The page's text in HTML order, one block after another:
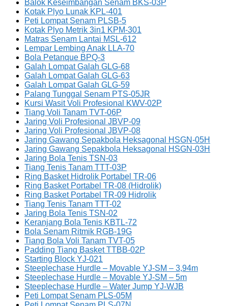
Balok Keseimbangan Senam BKS-03P
Kotak Plyo Lunak KPL-401
Peti Lompat Senam PLSB-5
Kotak Plyo Metrik 3in1 KPM-301
Matras Senam Lantai MSL-612
Lempar Lembing Anak LLA-70
Bola Petanque BPQ-3
Galah Lompat Galah GLG-68
Galah Lompat Galah GLG-63
Galah Lompat Galah GLG-59
Palang Tunggal Senam PTS-05JR
Kursi Wasit Voli Profesional KWV-02P
Tiang Voli Tanam TVT-06P
Jaring Voli Profesional JBVP-09
Jaring Voli Profesional JBVP-08
Jaring Gawang Sepakbola Heksagonal HSGN-05H
Jaring Gawang Sepakbola Heksagonal HSGN-03H
Jaring Bola Tenis TSN-03
Tiang Tenis Tanam TTT-03P
Ring Basket Hidrolik Portabel TR-06
Ring Basket Portabel TR-08 (Hidrolik)
Ring Basket Portabel TR-09 Hidrolik
Tiang Tenis Tanam TTT-02
Jaring Bola Tenis TSN-02
Keranjang Bola Tenis KBTL-72
Bola Senam Ritmik RGB-19G
Tiang Bola Voli Tanam TVT-05
Padding Tiang Basket TTBB-02P
Starting Block YJ-021
Steeplechase Hurdle – Movable YJ-SM – 3,94m
Steeplechase Hurdle – Movable YJ-SM – 5m
Steeplechase Hurdle – Water Jump YJ-WJB
Peti Lompat Senam PLS-05M